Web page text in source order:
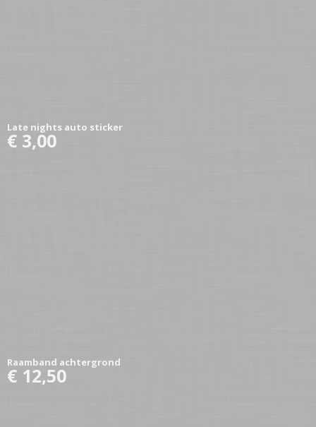
Late nights auto sticker
€ 3,00
Raamband achtergrond
€ 12,50